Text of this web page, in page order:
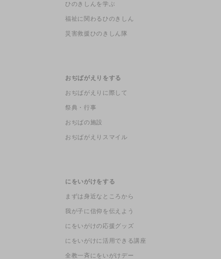
ひのきしんを学ぶ
福祉に関わるひのきしん
災害救援ひのきしん隊
おぢばがえりをする
おぢばがえりに際して
祭典・行事
おぢばの施設
おぢばがえりスマイル
にをいがけをする
まずは身近なところから
我が子に信仰を伝えよう
にをいがけの応援グッズ
にをいがけに活用できる講座
全教一斉にをいがけデー